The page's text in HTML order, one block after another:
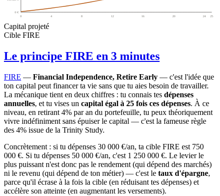
0 €
0 4 8 12 16 20 24 25
Capital projeté
Cible FIRE
Le principe FIRE en 3 minutes
FIRE — Financial Independence, Retire Early — c'est l'idée que
ton capital peut financer ta vie sans que tu aies besoin de travailler.
La mécanique tient en deux chiffres : tu connais tes dépenses
annuelles, et tu vises un capital égal à 25 fois ces dépenses. À ce
niveau, en retirant 4% par an du portefeuille, tu peux théoriquement
vivre indéfiniment sans épuiser le capital — c'est la fameuse règle
des 4% issue de la Trinity Study.
Concrètement : si tu dépenses 30 000 €/an, ta cible FIRE est 750
000 €. Si tu dépenses 50 000 €/an, c'est 1 250 000 €. Le levier le
plus puissant n'est donc pas le rendement (qui dépend des marchés)
ni le revenu (qui dépend de ton métier) — c'est le taux d'épargne,
parce qu'il écrase à la fois la cible (en réduisant tes dépenses) et
accélère son atteinte (en augmentant les versements).